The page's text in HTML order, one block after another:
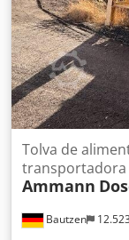
Bautzen
Tolva de
transportadora
Ammann